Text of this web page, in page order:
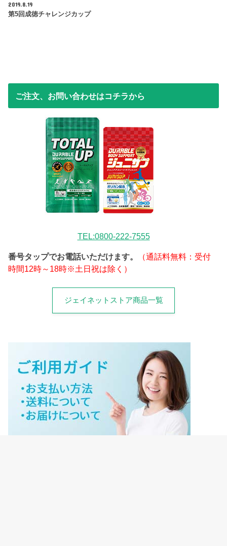
2019.8.19
第5回成徳チャレンジカップ
ご注文、お問い合わせはコチラから
TEL:0800-222-7555
番号タップでお電話いただけます。
（通話料無料：受付
時間12時～18時※土日祝は除く）
ジェイネットストア商品一覧